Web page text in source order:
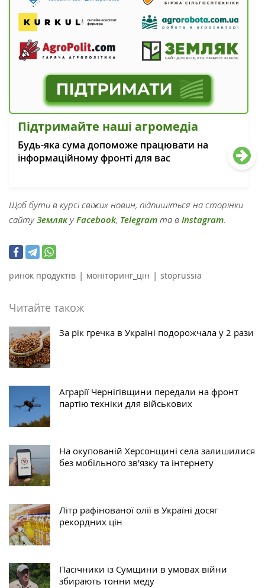
Підтримайте наші агромедіа
Будь-яка сума допоможе працювати на
інформаційному фронті для вас
Щоб бути в курсі свіжих новин, підпишіться на сторінки
сайтуЗемлякуFacebook, Telegram та в Instagram.
ринок продуктів | моніторинг_цін | stoprussia
Читайте також
За рік гречка в Україні подорожчала у 2 рази
Аграрії Чернігівщини передали на фронт
партію техніки для військових
На окупованій Херсонщині села залишилися
без мобільного зв'язку та інтернету
Літр рафінованої олії в Україні досяг
рекордних цін
Пасічники із Сумщини в умовах війни
збирають тонни меду